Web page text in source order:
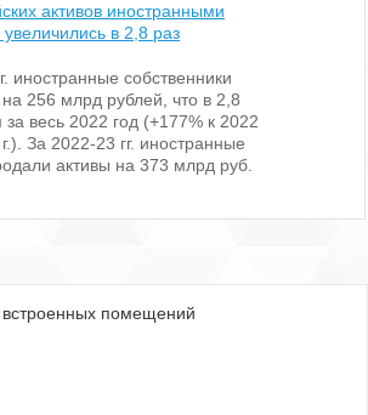
встроенных помещений
активов иностранными
в 2,8 раз
иностранные собственники
256 млрд рублей, что в 2,8
весь 2022 год (+177% к 2022
За 2022-23 гг. иностранные
активы на 373 млрд руб.